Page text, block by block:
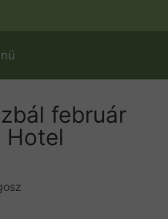
február
Hotel